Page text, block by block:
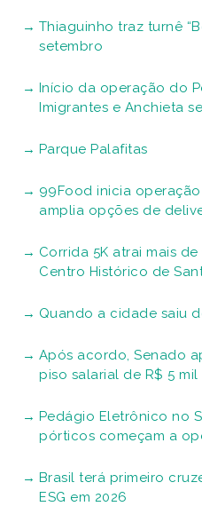
Thiaguinho traz turnê
setembro
Início da operação do
Imigrantes e Anchieta
Parque Palafitas
99Food inicia
amplia opções de
Corrida 5K atrai mais
Centro Histórico de
Quando a cidade saiu
Após acordo, Senado
piso salarial de R$ 5 mil
Pedágio Eletrônico no
pórticos começam a
Brasil terá primeiro
ESG em 2026